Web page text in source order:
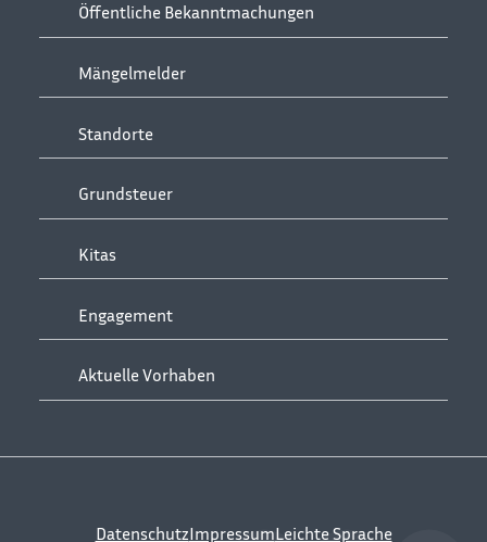
Öffentliche Bekanntmachungen
Mängelmelder
Standorte
Grundsteuer
Kitas
Engagement
Aktuelle Vorhaben
DatenschutzImpressumLeichte Sprache